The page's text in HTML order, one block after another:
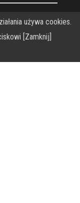
WordPress
używa cookies.
[Zamknij]